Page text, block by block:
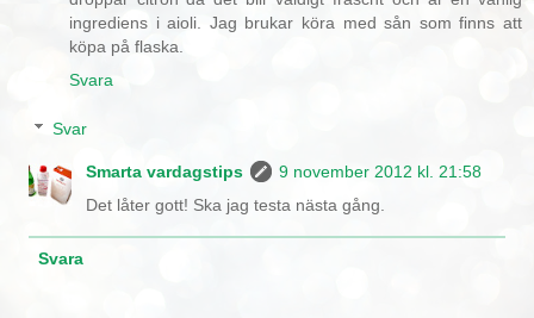
ingrediens i aioli. Jag brukar köra med sån som finns att
köpa på flaska.
Svara
Svar
Smarta vardagstips
9 november 2012 kl. 21:58
Det låter gott! Ska jag testa nästa gång.
Svara